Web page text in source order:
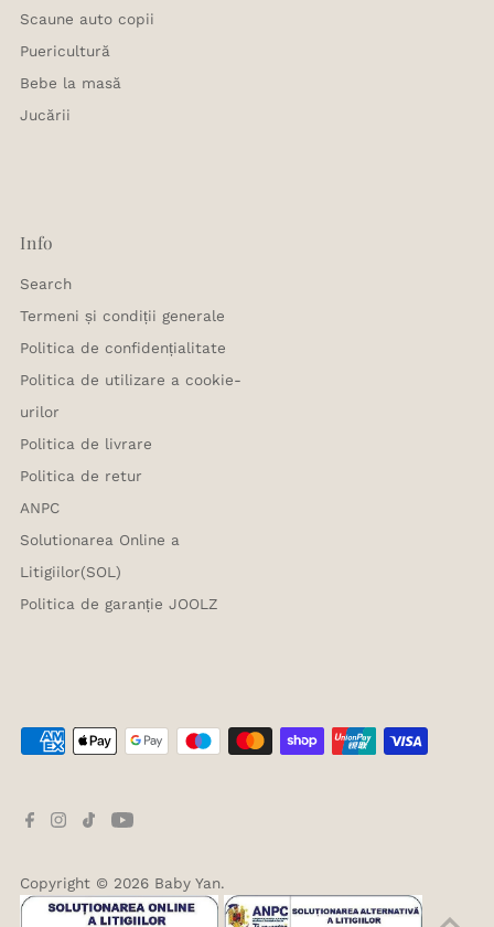
Scaune auto copii
Puericultură
Bebe la masă
Jucării
Info
Search
Termeni și condiții generale
Politica de confidențialitate
Politica de utilizare a cookie-
urilor
Politica de livrare
Politica de retur
ANPC
Solutionarea Online a
Litigiilor(SOL)
Politica de garanție JOOLZ
Copyright © 2026 Baby Yan.